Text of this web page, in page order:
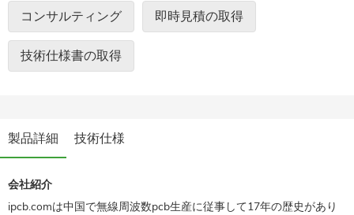
コンサルティング 即時見積の取得
技術仕様書の取得
製品詳細 技術仕様
会社紹介
ipcb.comは中国で無線周波数pcb生産に従事して17年の歴史があり